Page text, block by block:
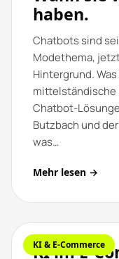
haben.
Chatbots sind
Modethema,
Hintergrund.
mittelständische
Chatbot-
Butzbach und
was…
Mehr lesen →
KI & E-Commerce
KI im E-